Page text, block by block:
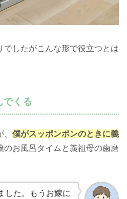
でしたがこんな形で役立つとは
くる
僕がスッポンポンのときに義
のお風呂タイムと義祖母の歯磨
した。もうお嫁に